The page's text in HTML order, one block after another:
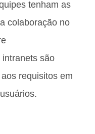
tenham as
colaboração no
são
requisitos em